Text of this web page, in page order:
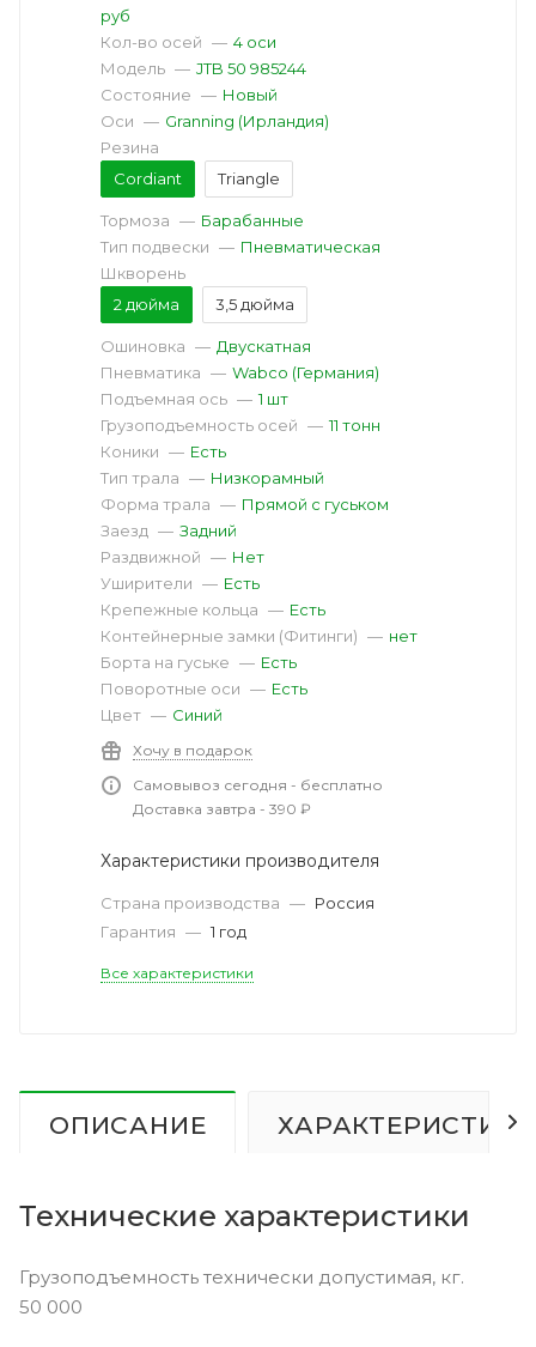
руб
Кол-во осей — 4 оси
Модель — JTB 50 985244
Состояние — Новый
Оси — Granning (Ирландия)
Резина
Cordiant
Triangle
Тормоза — Барабанные
Тип подвески — Пневматическая
Шкворень
2 дюйма
3,5 дюйма
Ошиновка — Двускатная
Пневматика — Wabco (Германия)
Подъемная ось — 1 шт
Грузоподъемность осей — 11 тонн
Коники — Есть
Тип трала — Низкорамный
Форма трала — Прямой с гуськом
Заезд — Задний
Раздвижной — Нет
Уширители — Есть
Крепежные кольца — Есть
Контейнерные замки (Фитинги) — нет
Борта на гуське — Есть
Поворотные оси — Есть
Цвет — Синий
Хочу в подарок
Самовывоз сегодня - бесплатно
Доставка завтра - 390 ₽
Характеристики производителя
Страна производства — Россия
Гарантия — 1 год
Все характеристики
ОПИСАНИЕ
Технические характеристики
Грузоподъемность технически допустимая, кг.
50 000